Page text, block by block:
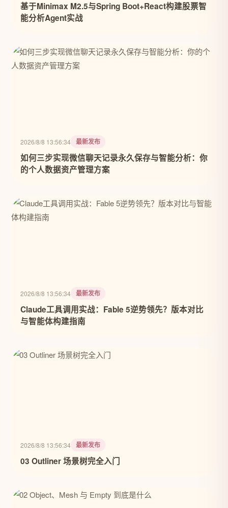
基于Minimax M2.5与Spring Boot+React构建股票智
能分析Agent实战
2026/8/8 13:56:34 最新发布
如何三步实现微信聊天记录永久保存与智能分析：你
的个人数据资产管理方案
2026/8/8 13:56:34 最新发布
Claude工具调用实战：Fable 5逆势领先？版本对比
与智能体构建指南
2026/8/8 13:56:34 最新发布
03 Outliner 场景树完全入门